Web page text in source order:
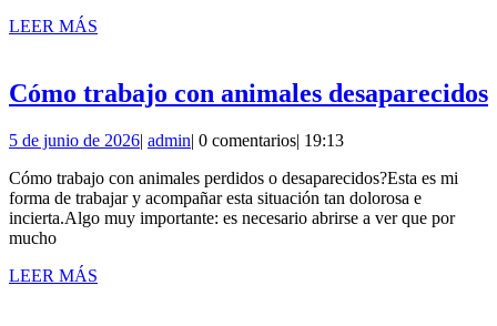
LEER MÁS
Cómo trabajo con animales desaparecidos
5 de junio de 20265
junio
de
2026
| adminadmin
| 0 comentarios| 19:13
Cómo trabajo con animales perdidos o desaparecidos?Esta es mi
forma de trabajar y acompañar esta situación tan dolorosa e
incierta.Algo muy importante: es necesario abrirse a ver que por
mucho
LEER MÁS